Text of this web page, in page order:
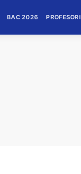
BAC 2026 PROFESORI